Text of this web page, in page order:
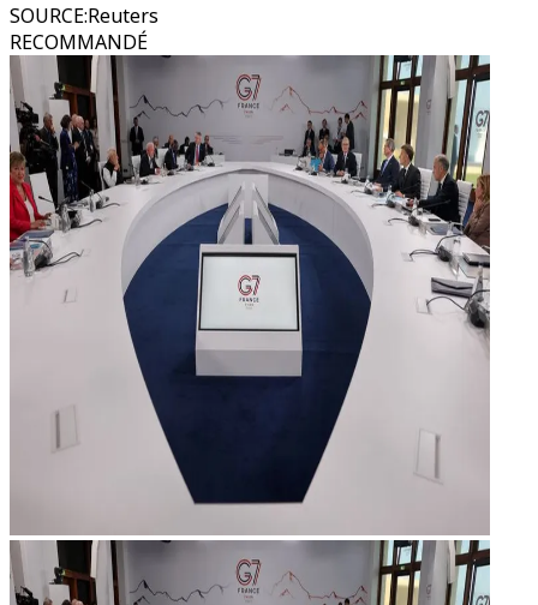
SOURCE:Reuters
RECOMMANDÉ